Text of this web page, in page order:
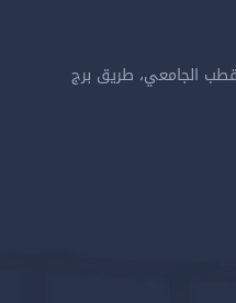
الجامعي، طريق برج